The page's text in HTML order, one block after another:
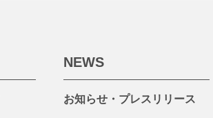
NEWS
お知らせ・プレスリリース